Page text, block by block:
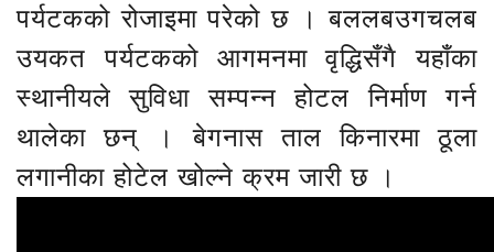
पर्यटकको रोजाइमा परेको छ । बललबउगचलब
उयकत पर्यटकको आगमनमा वृद्धिसँगै यहाँका
स्थानीयले सुविधा सम्पन्न होटल निर्माण गर्न
थालेका छन् । बेगनास ताल किनारमा ठूला
लगानीका होटेल खोल्ने क्रम जारी छ ।